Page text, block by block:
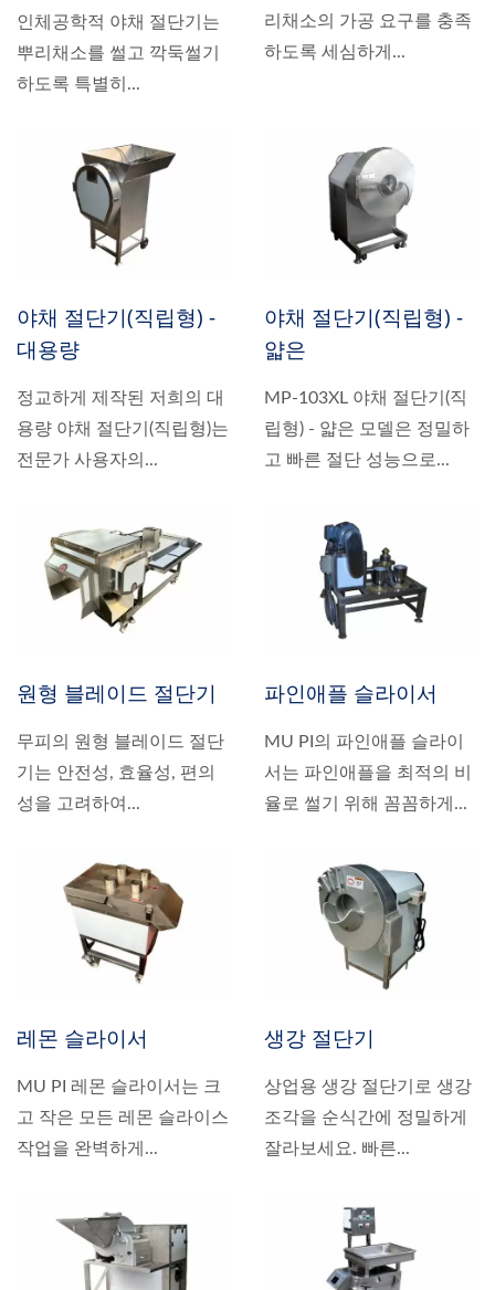
인체공학적 야채 절단기는
뿌리채소를 썰고 깍둑썰기
하도록 특별히...
리채소의 가공 요구를 충족
하도록 세심하게...
야채 절단기(직립형) -
대용량
정교하게 제작된 저희의 대
용량 야채 절단기(직립형)는
전문가 사용자의...
야채 절단기(직립형) -
얇은
MP-103XL 야채 절단기(직
립형) - 얇은 모델은 정밀하
고 빠른 절단 성능으로...
원형 블레이드 절단기
무피의 원형 블레이드 절단
기는 안전성, 효율성, 편의
성을 고려하여...
파인애플 슬라이서
MU PI의 파인애플 슬라이
서는 파인애플을 최적의 비
율로 썰기 위해 꼼꼼하게...
레몬 슬라이서
MU PI 레몬 슬라이서는 크
고 작은 모든 레몬 슬라이스
작업을 완벽하게...
생강 절단기
상업용 생강 절단기로 생강
조각을 순식간에 정밀하게
잘라보세요. 빠른...